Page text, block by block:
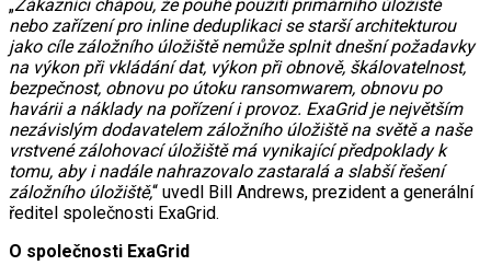
„Zákazníci chápou, že pouhé použití primárního úložiště
nebo zařízení pro inline deduplikaci se starší architekturou
jako cíle záložního úložiště nemůže splnit dnešní požadavky
na výkon při vkládání dat, výkon při obnově, škálovatelnost,
bezpečnost, obnovu po útoku ransomwarem, obnovu po
havárii a náklady na pořízení i provoz. ExaGrid je největším
nezávislým dodavatelem záložního úložiště na světě a naše
vrstvené zálohovací úložiště má vynikající předpoklady k
tomu, aby i nadále nahrazovalo zastaralá a slabší řešení
záložního úložiště,“ uvedl Bill Andrews, prezident a generální
ředitel společnosti ExaGrid.
O společnosti ExaGrid